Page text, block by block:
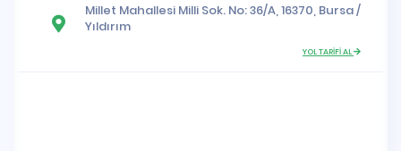
Millet Mahallesi Milli Sok. No: 36/A, 16370, Bursa/
Yıldırım
YOL TARİFİ AL